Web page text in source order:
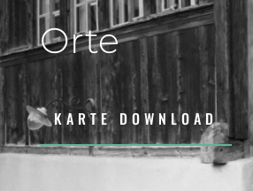
Orte
KARTE DOWNLOAD